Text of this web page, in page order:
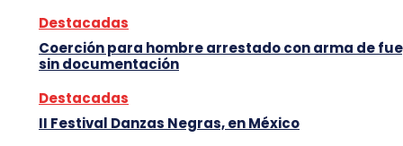
Destacadas
Coerción para hombre arrestado con arma de
sin documentación
Destacadas
II Festival Danzas Negras, en México